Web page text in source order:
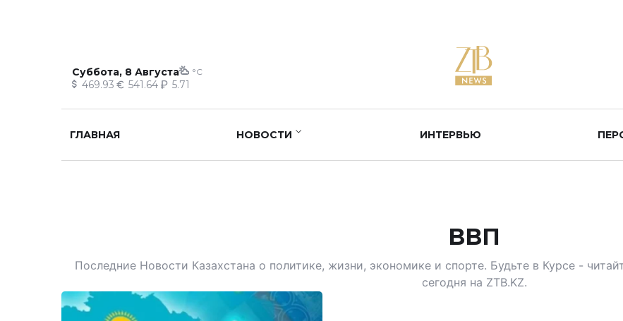
Суббота, 8 Августа °C
469.93 541.64 5.71
ГЛАВНАЯ НОВОСТИ ИНТЕРВЬЮ
ВВП
Последние Новости Казахстана о политике, жизни, экономике и спорте. Будьте в Курсе -
сегодня на ZTB.KZ.